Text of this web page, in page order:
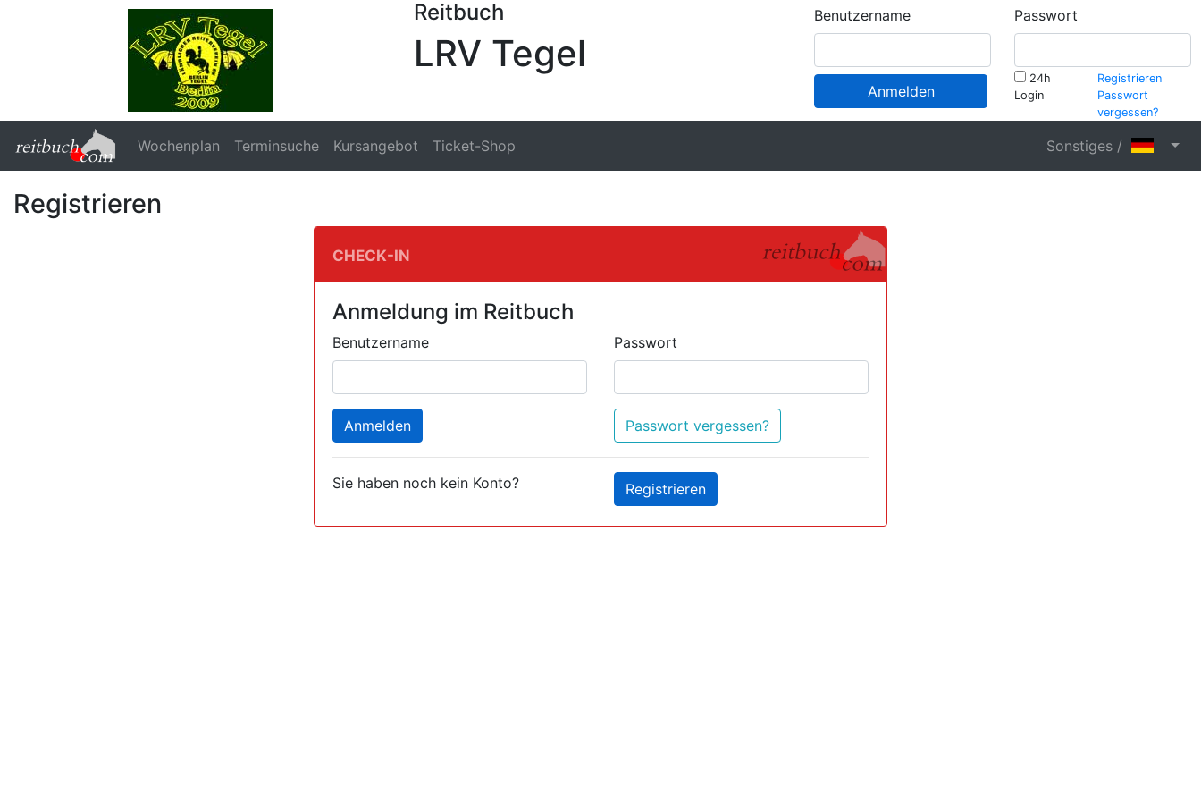
Reitbuch
LRV Tegel
Benutzername Passwort
Anmelden
24h
Login
Registrieren
Passwort
vergessen?
Wochenplan Terminsuche Kursangebot Ticket-Shop Sonstiges /
Registrieren
Check-In
Anmeldung im Reitbuch
Benutzername Passwort
Anmelden Passwort vergessen?
Sie haben noch kein Konto? Registrieren